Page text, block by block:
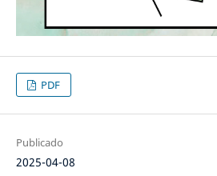
PDF
Publicado
2025-04-08